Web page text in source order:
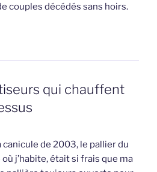
couples décédés sans hoirs.
qui chauffent
de 2003, le pallier du
j’habite, était si frais que ma